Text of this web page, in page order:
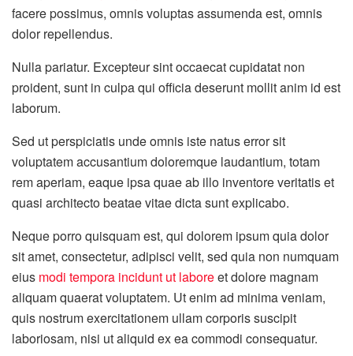
facere possimus, omnis voluptas assumenda est, omnis
dolor repellendus.
Nulla pariatur. Excepteur sint occaecat cupidatat non
proident, sunt in culpa qui officia deserunt mollit anim id est
laborum.
Sed ut perspiciatis unde omnis iste natus error sit
voluptatem accusantium doloremque laudantium, totam
rem aperiam, eaque ipsa quae ab illo inventore veritatis et
quasi architecto beatae vitae dicta sunt explicabo.
Neque porro quisquam est, qui dolorem ipsum quia dolor
sit amet, consectetur, adipisci velit, sed quia non numquam
eius modi tempora incidunt ut laboreet dolore magnam
aliquam quaerat voluptatem. Ut enim ad minima veniam,
quis nostrum exercitationem ullam corporis suscipit
laboriosam, nisi ut aliquid ex ea commodi consequatur.